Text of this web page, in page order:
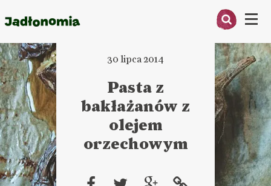
Menu
O MNIE
PRZEPISY
ARTYKUŁY
KSIĄŻKI
KONTAKT
30 lipca 2014
Pasta z
bakłażanów z
olejem
orzechowym